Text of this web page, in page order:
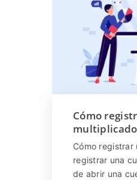
Cómo
Cómo registrar
registrar una
de abrir una